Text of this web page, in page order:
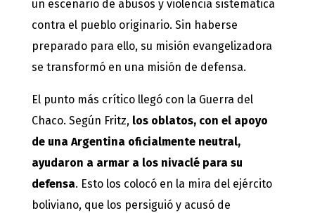
un escenario de abusos y violencia sistemática
contra el pueblo originario. Sin haberse
preparado para ello, su misión evangelizadora
se transformó en una misión de defensa.
El punto más crítico llegó con la Guerra del
Chaco. Según Fritz, los oblatos, con el apoyo
de una Argentina oficialmente neutral,
ayudaron a armar a los nivaclé para su
defensa. Esto los colocó en la mira del ejército
boliviano, que los persiguió y acusó de